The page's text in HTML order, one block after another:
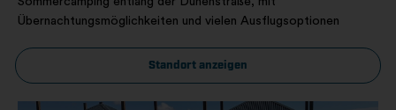
Übernachtungsmöglichkeiten und vielen Ausflugsoptionen
Standort anzeigen